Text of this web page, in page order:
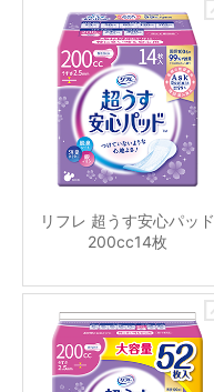
リフレ 超うす安心パッド
200cc14枚